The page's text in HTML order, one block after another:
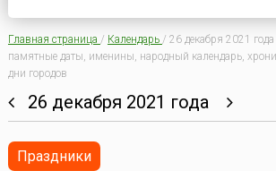
Главная страница / Календарь / 26 декабря 2021
памятные даты, именины, народный календарь,
дни городов
26 декабря 2021 года
Праздники